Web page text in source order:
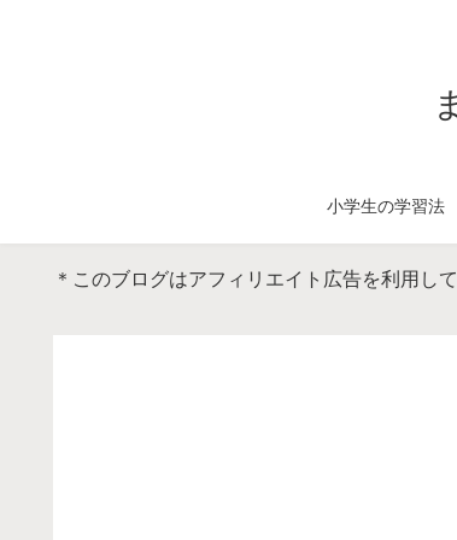
小学生の学習法
＊このブログはアフィリエイト広告を利用し